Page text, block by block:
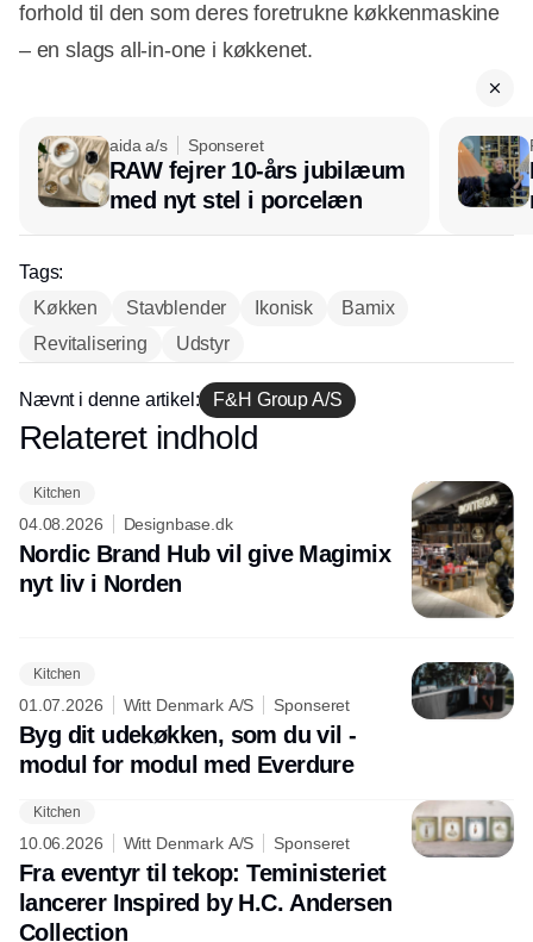
forhold til den som deres foretrukne køkkenmaskine
– en slags all-in-one i køkkenet.
aida a/s Sponseret
RAW fejrer 10-års jubilæum
med nyt stel i porcelæn
Tags:
Køkken
Stavblender Ikonisk
Bamix
Revitalisering
Udstyr
Nævnt i denne artikel: F&H Group A/S
Annonce
Relateret indhold
Kitchen
04.08.2026 Designbase.dk
Nordic Brand Hub vil give Magimix
nyt liv i Norden
Kitchen
01.07.2026 Witt Denmark A/S Sponseret
Byg dit udekøkken, som du vil -
modul for modul med Everdure
Kitchen
10.06.2026 Witt Denmark A/S Sponseret
Fra eventyr til tekop: Teministeriet
lancerer Inspired by H.C. Andersen
Collection